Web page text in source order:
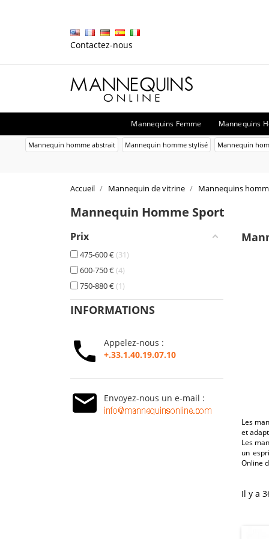
Contactez-nous
Mannequins Femme Mannequins
Mannequin homme abstrait Mannequin homme stylisé Mannequin
Accueil Mannequin de vitrine Mannequins
Mannequin Homme Sport
Prix
475-600 € 31
600-750 € 4
750-880 € 1
INFORMATIONS
Appelez-nous :
+.33.1.40.19.07.10
Envoyez-nous un e-mail :
Les
et
Les
un
Online
Il y a